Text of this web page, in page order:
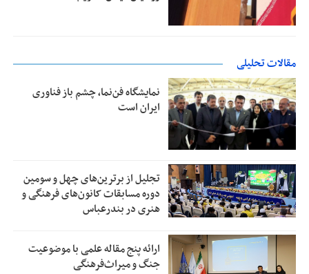
مقالات تحلیلی
نمایشگاه فن‌نما، چشم باز فناوری
ایران است
تجلیل از بر‌ترین‌های چهل و سومین
دوره مسابقات کانون‌های فرهنگی و
هنری در بندرعباس
ارائه پنج مقاله علمی با موضوعیت
جنگ و میراث‌فرهنگی